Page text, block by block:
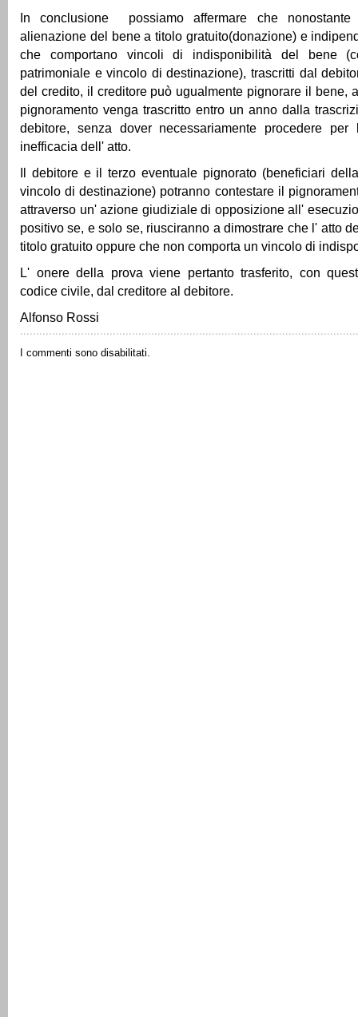
In conclusione possiamo affermare che
alienazione del bene a titolo gratuito(donazione) e
che comportano vincoli di indisponibilità del bene
patrimoniale e vincolo di destinazione), trascritti dal
del credito, il creditore può ugualmente pignorare il bene,
pignoramento venga trascritto entro un anno dalla
debitore, senza dover necessariamente procedere
inefficacia dell' atto.
Il debitore e il terzo eventuale pignorato (beneficiari
vincolo di destinazione) potranno contestare il
attraverso un' azione giudiziale di opposizione all'
positivo se, e solo se, riusciranno a dimostrare che l' atto
titolo gratuito oppure che non comporta un vincolo di
L' onere della prova viene pertanto trasferito, con
codice civile, dal creditore al debitore.
Alfonso Rossi
I commenti sono disabilitati.